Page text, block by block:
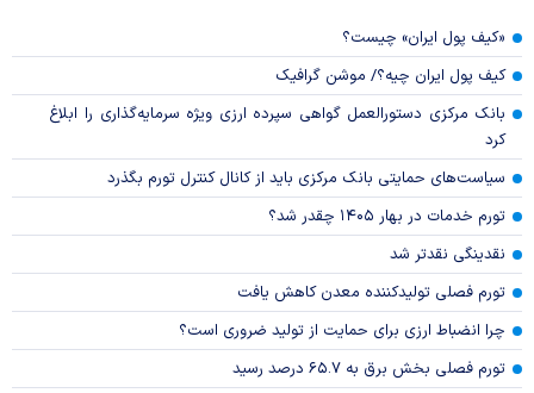
«کیف پول ایران» چیست؟
کیف پول ایران چیه؟/ موشن گرافیک
بانک مرکزی دستورالعمل گواهی سپرده ارزی ویژه سرمایه‌گذاری را ابلاغ
کرد
سیاست‌های حمایتی بانک مرکزی باید از کانال کنترل تورم بگذرد
تورم خدمات در بهار ۱۴۰۵ چقدر شد؟
نقدینگی نقدتر شد
تورم فصلی تولیدکننده معدن کاهش یافت
چرا انضباط ارزی برای حمایت از تولید ضروری است؟
تورم فصلی بخش برق به ۶۵.۷ درصد رسید